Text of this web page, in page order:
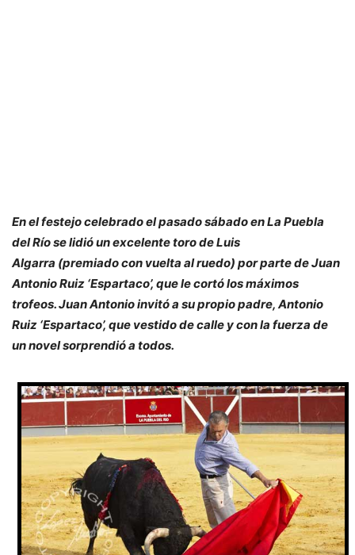
En el festejo celebrado el pasado sábado en La Puebla
del Río se lidió un excelente toro de Luis
Algarra (premiado con vuelta al ruedo) por parte de Juan
Antonio Ruiz ‘Espartaco’, que le cortó los máximos
trofeos. Juan Antonio invitó a su propio padre, Antonio
Ruiz ‘Espartaco’, que vestido de calle y con la fuerza de
un novel sorprendió a todos.